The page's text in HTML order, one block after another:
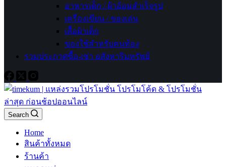
อาหารเด็ก / ผ้าอ้อมสำเร็จรูป
เครื่องเขียน / ของเล่น
เสื้อผ้าเด็ก
ของใช้สำหรับคนท้อง
รวมประกาศซื้อ-เช่า อสังหาริมทรัพย์
Search
Home
สินค้าทั้งหมด
ร้านค้า